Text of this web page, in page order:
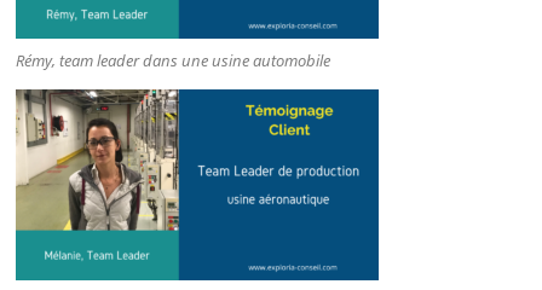
Rémy, team leader dans une usine automobile